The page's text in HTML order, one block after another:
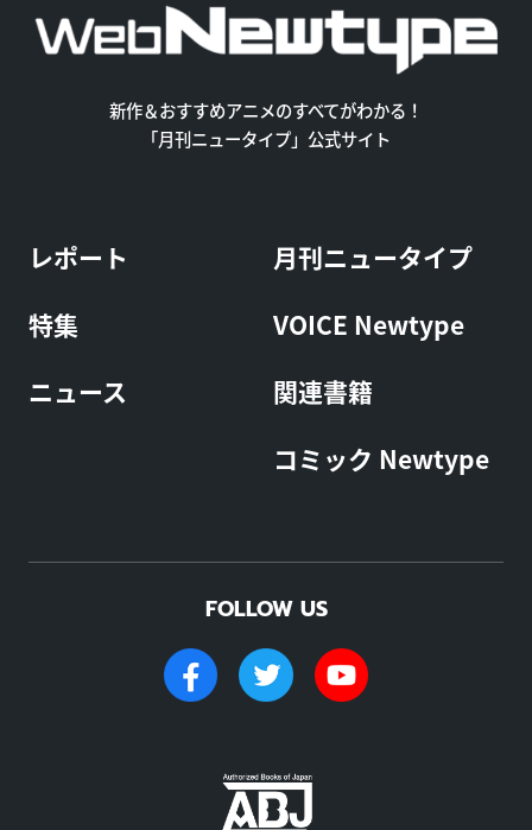
新作＆おすすめアニメのすべてがわかる！
「月刊ニュータイプ」公式サイト
レポート
特集
ニュース
月刊ニュータイプ
VOICE Newtype
関連書籍
コミック Newtype
FOLLOW US